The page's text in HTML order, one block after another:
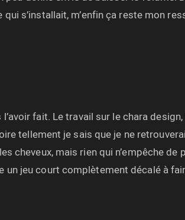
s’installait, m’enfin ça reste mon
fait. Le travail sur le chara
tellement je sais que je ne
cheveux, mais rien qui n’empêche
jeu court complètement décalé à